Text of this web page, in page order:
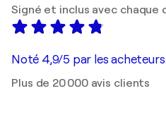
Signé et inclus avec chaque
Noté 4,9/5 par les
Plus de 20 000 avis clients